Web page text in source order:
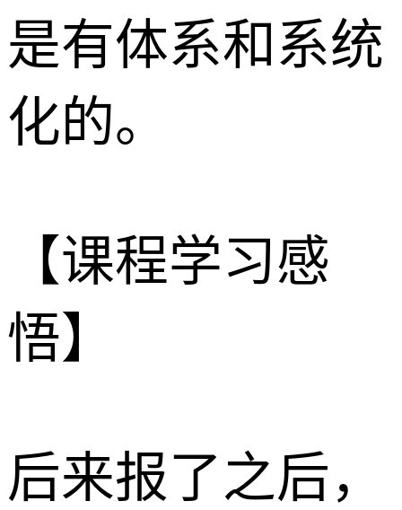
是有体系和系统
化的。
【课程学习感
悟】
后来报了之后，